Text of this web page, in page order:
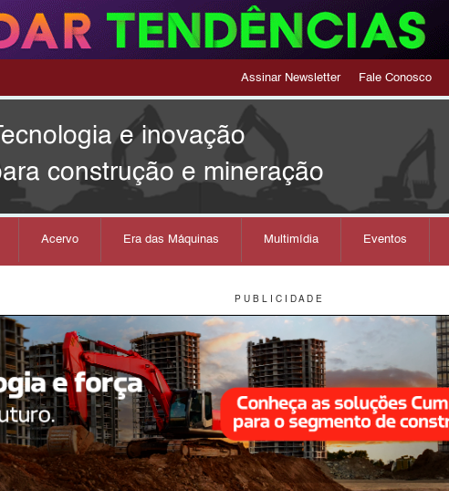
Assinar Newsletter Fale Conosco
e inovação
construção e mineração
Acervo Era das Máquinas Multimídia Eventos
P U B L I C I D A D E